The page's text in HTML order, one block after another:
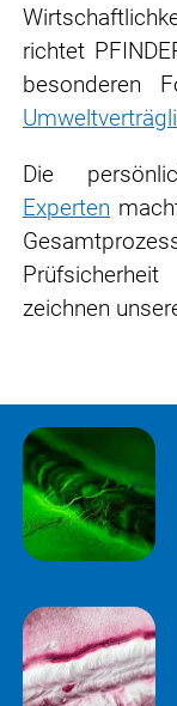
richtet
besonderen
Die
Experten
zeichnen